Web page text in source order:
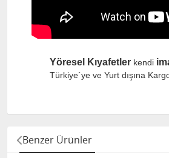
Yöresel Kıyafetler kendi
Türkiye´ye ve Yurt dışına
Benzer Ürünler